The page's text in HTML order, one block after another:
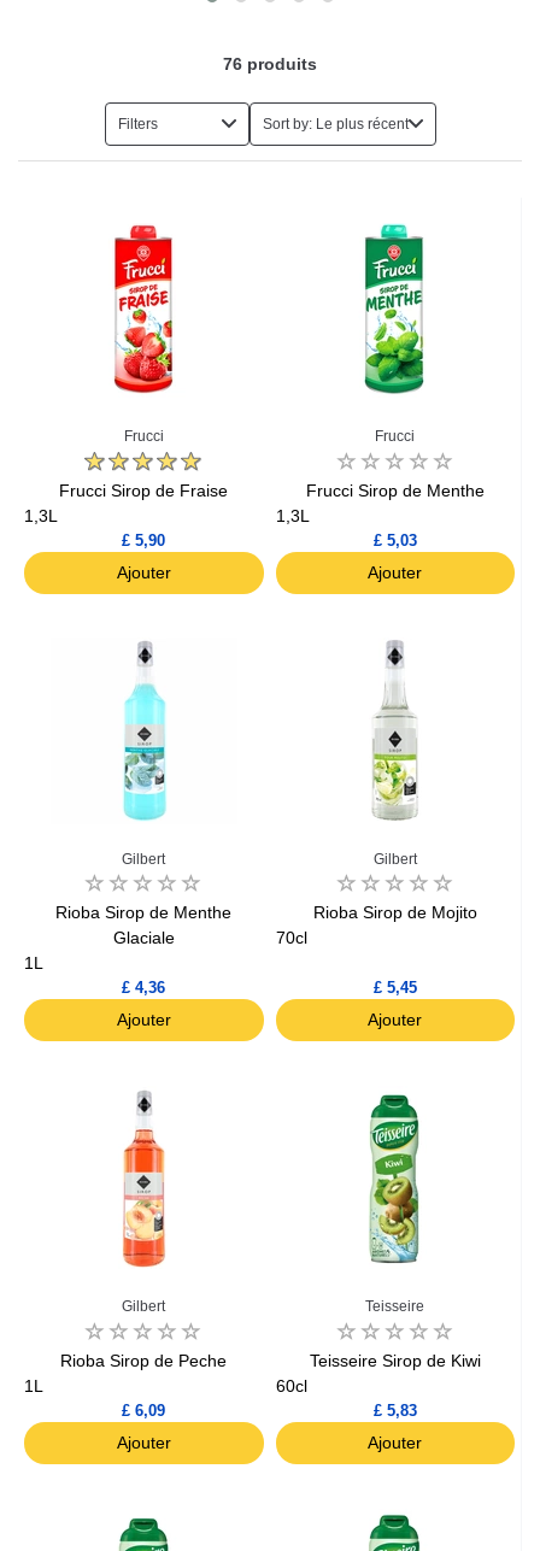
76 produits
Filters Sort by: Le plus récent
Frucci
Frucci Sirop de Fraise
1,3L
£ 5,90
Ajouter
Frucci
Frucci Sirop de Menthe
1,3L
£ 5,03
Ajouter
Gilbert
Rioba Sirop de Menthe
Glaciale
1L
£ 4,36
Ajouter
Gilbert
Rioba Sirop de Mojito
70cl
£ 5,45
Ajouter
Gilbert
Rioba Sirop de Peche
1L
£ 6,09
Ajouter
Teisseire
Teisseire Sirop de Kiwi
60cl
£ 5,83
Ajouter